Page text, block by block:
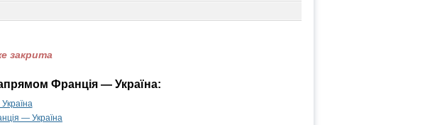
закрита
Франція — Україна:
— Україна